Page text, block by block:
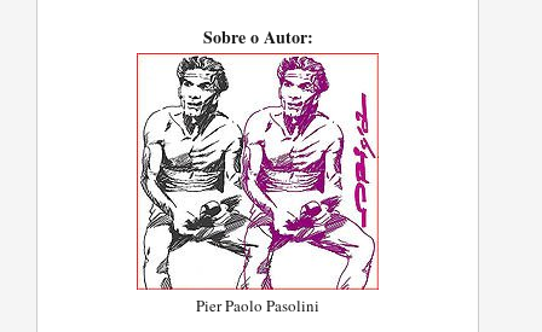
Sobre o Autor:
Pier Paolo Pasolini